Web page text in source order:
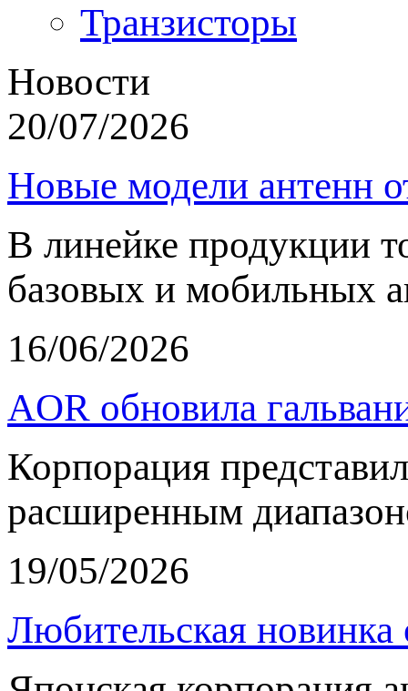
Транзисторы
Новости
20/07/2026
Новые модели антенн
В линейке продукции
базовых и мобильных
16/06/2026
AOR обновила
Корпорация
расширенным
19/05/2026
Любительская новинка